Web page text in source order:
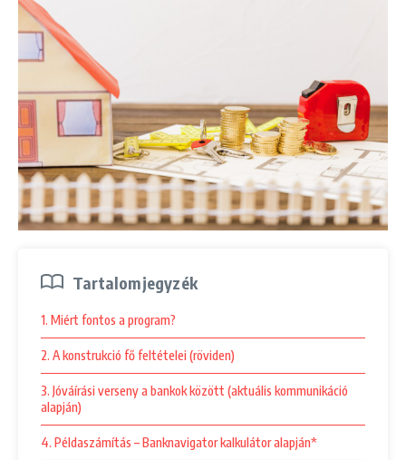
Tartalomjegyzék
1. Miért fontos a program?
2. A konstrukció fő feltételei (röviden)
3. Jóváírási verseny a bankok között (aktuális kommunikáció
alapján)
4. Példaszámítás – Banknavigator kalkulátor alapján*